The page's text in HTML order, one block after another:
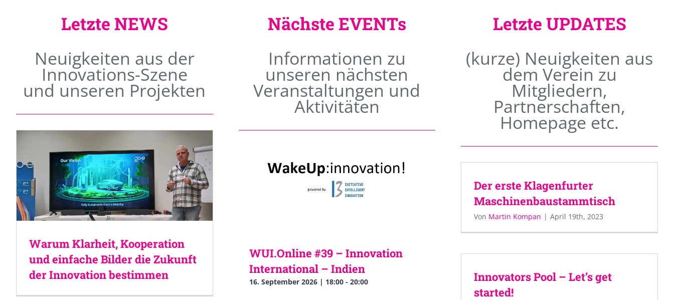
Letzte NEWS
Neuigkeiten aus der
Innovations-Szene
und unseren Projekten
Warum Klarheit, Kooperation
und einfache Bilder die Zukunft
der Innovation bestimmen
Nächste EVENTs
Informationen zu
unseren nächsten
Veranstaltungen und
Aktivitäten
WUI.Online #39 – Innovation
International – Indien
16. September 2026 | 18:00- 20:00
Letzte UPDATES
(kurze) Neuigkeiten aus
dem Verein zu
Mitgliedern,
Partnerschaften,
Homepage etc.
Der erste Klagenfurter
Maschinenbaustammtisch
Von Martin Kompan | April 19th, 2023
Innovators Pool – Let’s get
started!